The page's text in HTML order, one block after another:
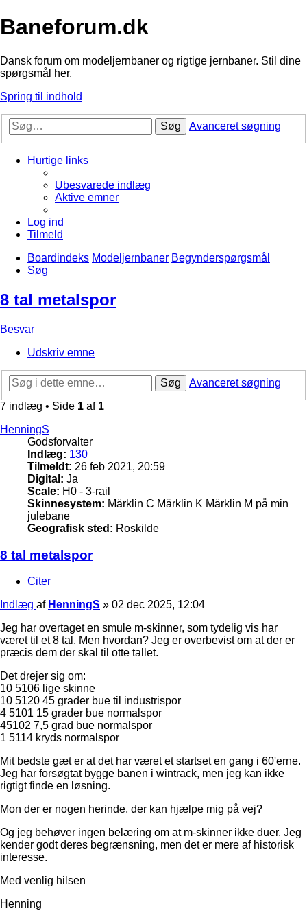
Baneforum.dk
Dansk forum om modeljernbaner og rigtige jernbaner. Stil dine
spørgsmål her.
Spring til indhold
Søg Avanceret søgning
Hurtige links
Ubesvarede indlæg
Aktive emner
Log ind
Tilmeld
Boardindeks Modeljernbaner Begynderspørgsmål
Søg
8 tal metalspor
Besvar
Udskriv emne
Søg
Avanceret søgning
7 indlæg • Side 1 af 1
HenningS
Godsforvalter
Indlæg: 130
Tilmeldt: 26 feb 2021, 20:59
Digital: Ja
Scale: H0 - 3-rail
Skinnesystem: Märklin C Märklin K Märklin M på min
julebane
Geografisk sted: Roskilde
8 tal metalspor
Citer
Indlæg af HenningS » 02 dec 2025, 12:04
Jeg har overtaget en smule m-skinner, som tydelig vis har
været til et 8 tal. Men hvordan? Jeg er overbevist om at der er
præcis dem der skal til otte tallet.
Det drejer sig om:
10 5106 lige skinne
10 5120 45 grader bue til industrispor
4 5101 15 grader bue normalspor
45102 7,5 grad bue normalspor
1 5114 kryds normalspor
Mit bedste gæt er at det har været et startset en gang i 60'erne.
Jeg har forsøgtat bygge banen i wintrack, men jeg kan ikke
rigtigt finde en løsning.
Mon der er nogen herinde, der kan hjælpe mig på vej?
Og jeg behøver ingen belæring om at m-skinner ikke duer. Jeg
kender godt deres begrænsning, men det er mere af historisk
interesse.
Med venlig hilsen
Henning